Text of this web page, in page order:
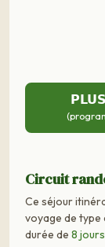
Circuit
Ce séjour
voyage de type
durée de 8